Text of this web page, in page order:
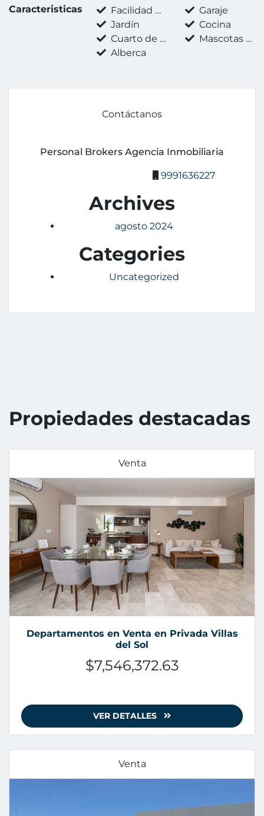
Caracteristicas Facilidad para estacionarse
Garaje
Jardín
Cocina
Cuarto de servicio
Mascotas permitidas
Alberca
Contáctanos
Personal Brokers Agencia Inmobiliaria
9991636227
Archives
agosto 2024
Categories
Uncategorized
Propiedades destacadas
Venta
Departamentos en Venta en Privada Villas
del Sol
$7,546,372.63
VER DETALLES
Venta